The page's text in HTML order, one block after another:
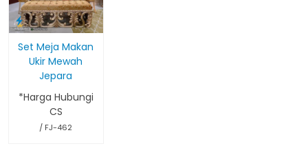
Set Meja Makan
Ukir Mewah
Jepara
*Harga Hubungi
CS
/ FJ-462